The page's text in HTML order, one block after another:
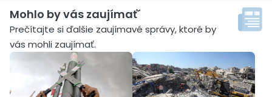
Mohlo by vás zaujímať´
Prečítajte si ďalšie zaujímavé správy, ktoré by
vás mohli zaujímať.